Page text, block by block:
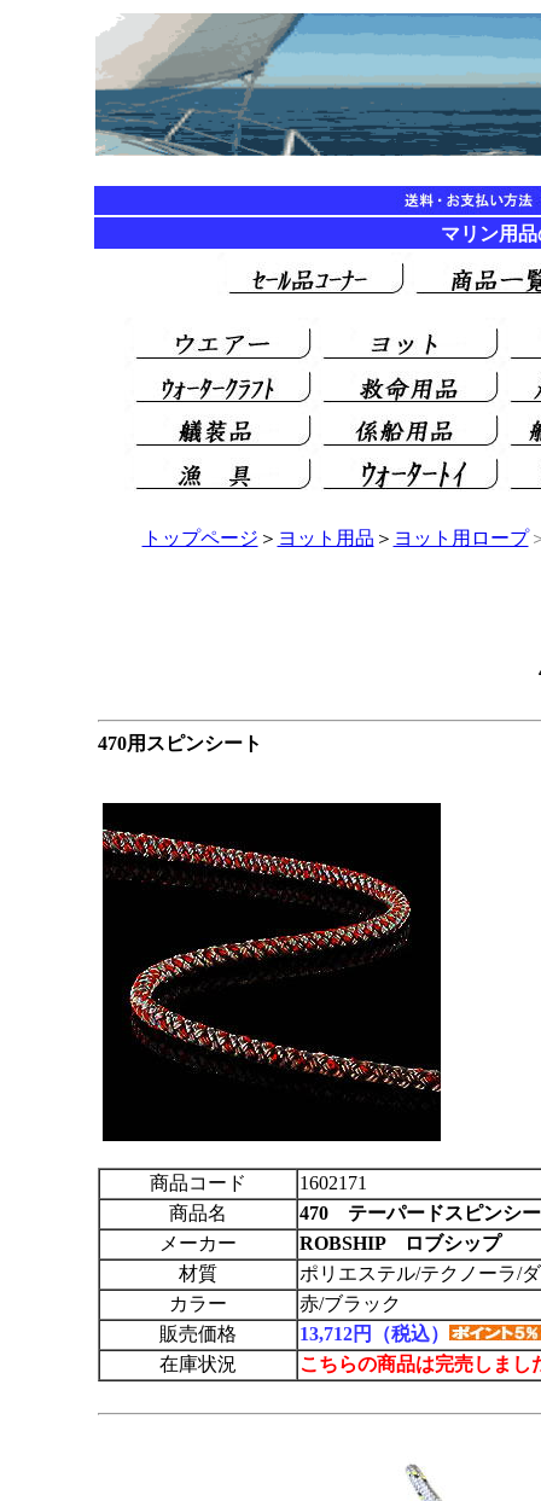
マリン用
トップページ ＞ ヨット用品 ＞ ヨット用ロープ
470用スピンシート
商品コード
1602171
商品名
470 テーパードスピンシ
メーカー
ROBSHIP ロブシップ
材質
ポリエステル/テクノーラ/
カラー
赤/ブラック
販売価格
13,712円（税込）
在庫状況
こちらの商品は完売しまし